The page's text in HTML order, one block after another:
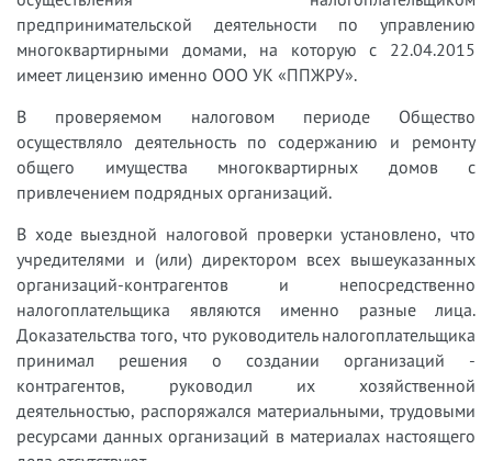
предпринимательской деятельности по управлению
многоквартирными домами, на которую с 22.04.2015
имеет лицензию именно ООО УК «ППЖРУ».
В проверяемом налоговом периоде Общество
осуществляло деятельность по содержанию и ремонту
общего имущества многоквартирных домов с
привлечением подрядных организаций.
В ходе выездной налоговой проверки установлено, что
учредителями и (или) директором всех вышеуказанных
организаций-контрагентов и непосредственно
налогоплательщика являются именно разные лица.
Доказательства того, что руководитель налогоплательщика
принимал решения о создании организаций -
контрагентов, руководил их хозяйственной
деятельностью, распоряжался материальными, трудовыми
ресурсами данных организаций в материалах настоящего